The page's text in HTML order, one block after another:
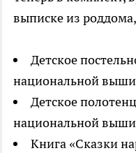
выписке из
Детское
национальной
Детское
национальной
Книга «Сказки